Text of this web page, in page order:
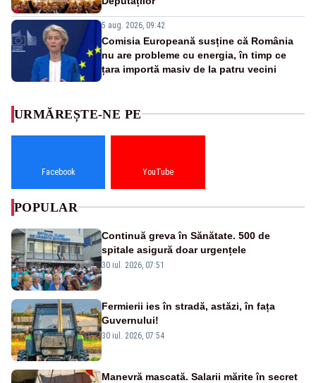
5 aug. 2026, 09:42
Comisia Europeană susține că România
nu are probleme cu energia, în timp ce
țara importă masiv de la patru vecini
URMĂREȘTE-NE PE
Facebook YouTube
POPULAR
Continuă greva în Sănătate. 500 de
spitale asigură doar urgențele
30 iul. 2026, 07:51
Fermierii ies în stradă, astăzi, în fața
Guvernului!
30 iul. 2026, 07:54
Manevră mascată. Salarii mărite în secret